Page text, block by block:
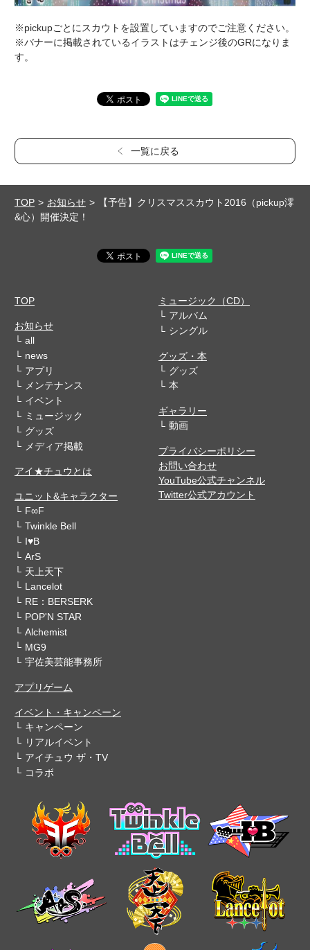
※pickupごとにスカウトを設置していますのでご注意ください。
※バナーに掲載されているイラストはチェンジ後のGRになりま
す。
一覧に戻る
TOP お知らせ
【予告】クリスマススカウト2016（pickup澪
&心）開催決定！
TOP
お知らせ
all
news
アプリ
メンテナンス
イベント
ミュージック
グッズ
メディア掲載
アイ★チュウとは
ユニット&キャラクター
F∞F
Twinkle Bell
I♥B
ArS
天上天下
Lancelot
RE：BERSERK
POP'N STAR
Alchemist
MG9
宇佐美芸能事務所
アプリゲーム
イベント・キャンペーン
キャンペーン
リアルイベント
アイチュウ ザ・TV
コラボ
ミュージック（CD）
アルバム
シングル
グッズ・本
グッズ
本
ギャラリー
動画
プライバシーポリシー
お問い合わせ
YouTube公式チャンネル
Twitter公式アカウント